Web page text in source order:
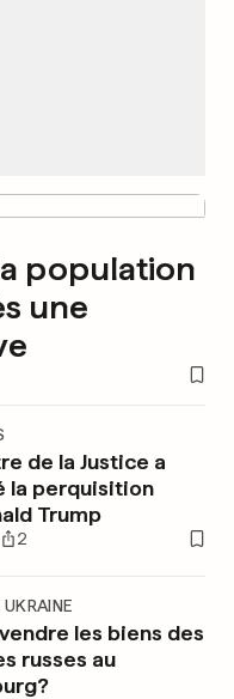
population
une
de la Justice a
la perquisition
Trump
2
UKRAINE
les biens des
russes au